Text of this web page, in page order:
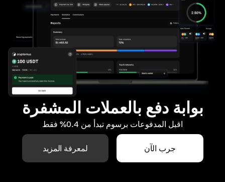
بوابة دفع بالعملات المشفرة
اقبل المدفوعات برسوم تبدأ من 0.4% فقط
جرب الآن لمعرفة المزيد